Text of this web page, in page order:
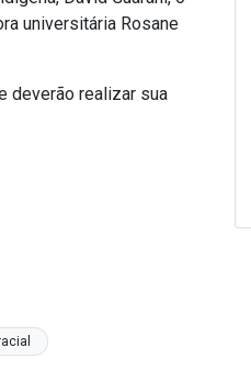
universitária Rosane
deverão realizar sua